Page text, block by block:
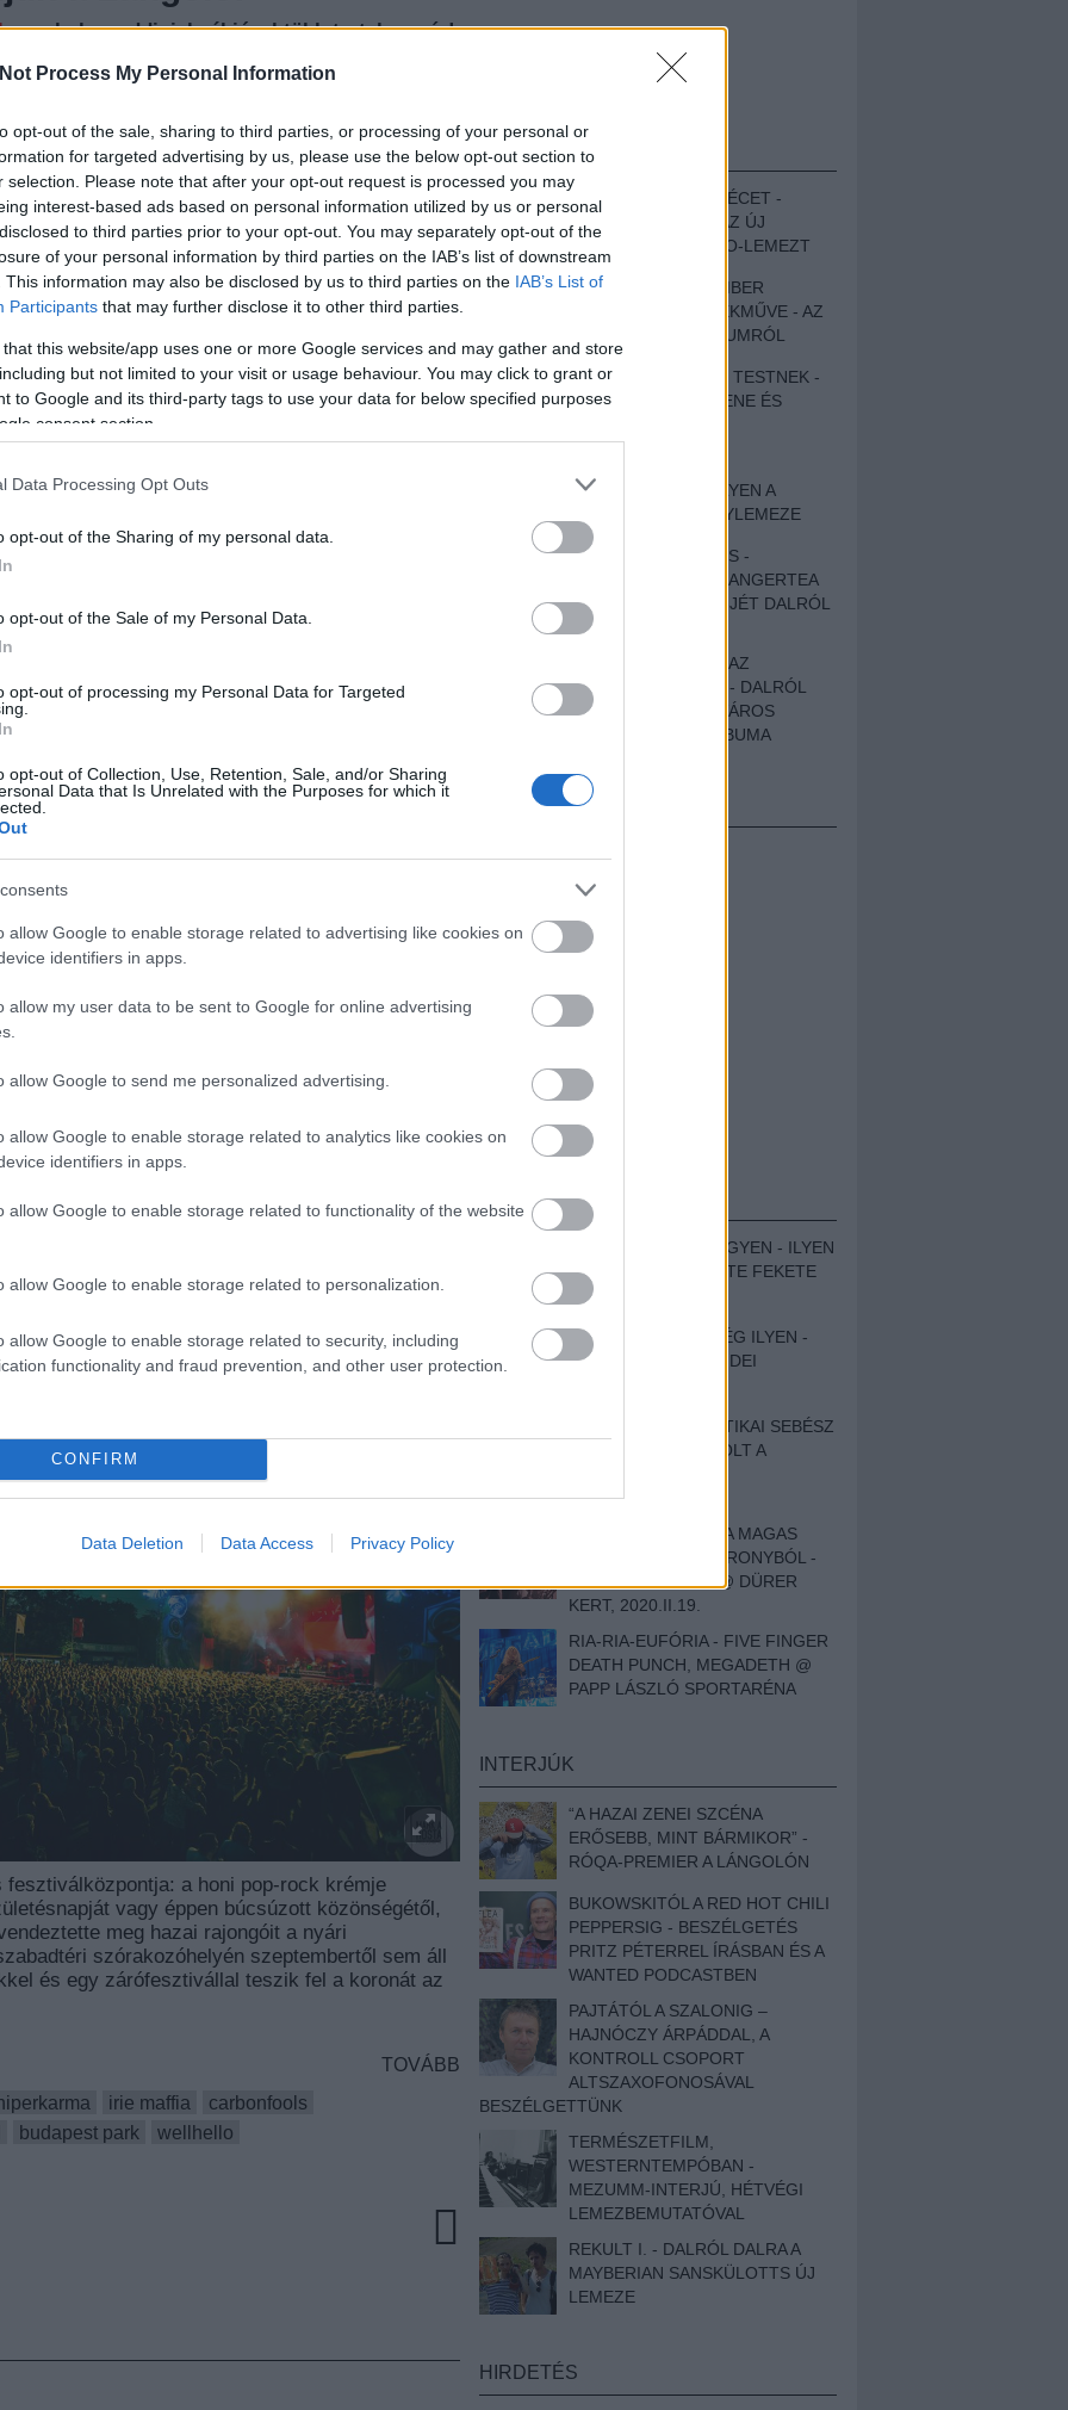
Process My Personal Information
opt-out of the sale, sharing to third parties, or processing of your personal or
for targeted advertising by us, please use the below opt-out section to
selection. Please note that after your opt-out request is processed you may
interest-based ads based on personal information utilized by us or personal
to third parties prior to your opt-out. You may separately opt-out of the
of your personal information by third parties on the IAB’s list of downstream
This information may also be disclosed by us to third parties on the IAB’s List of
Participants that may further disclose it to other third parties.
that this website/app uses one or more Google services and may gather and store
but not limited to your visit or usage behaviour. You may click to grant or
to Google and its third-party tags to use your data for below specified purposes
consent section.
Data Processing Opt Outs
opt-out of the Sharing of my personal data.
opt-out of the Sale of my Personal Data.
opt-out of processing my Personal Data for Targeted
opt-out of Collection, Use, Retention, Sale, and/or Sharing
Data that Is Unrelated with the Purposes for which it
allow Google to enable storage related to advertising like cookies on
identifiers in apps.
allow my user data to be sent to Google for online advertising
allow Google to send me personalized advertising.
allow Google to enable storage related to analytics like cookies on
identifiers in apps.
allow Google to enable storage related to functionality of the website
allow Google to enable storage related to personalization.
allow Google to enable storage related to security, including
functionality and fraud prevention, and other user protection.
CONFIRM
Data Deletion Data Access Privacy Policy
, ahol az eddigieknél jóval több tartalom vár!
várja még a közönséget idén a
és szoros a menetrend, ezért nem is
Republic Zorall, Kowalsky meg a Vega
karácsony republic edda szilveszter
pokolgép
and the barbies
MÉG
a Lángoló!
a honi pop-rock krémje
vagy éppen búcsúzott közönségétől,
meg hazai rajongóit a nyári
szórakozóhelyén szeptembertől sem áll
és egy zárófesztivállal teszik fel a koronát az
TOVÁBB
hiperkarma irie maffia
carbonfools
budapest park
wellhello
EZT HALLGASD!
MEGUGROTTÁK A LÉCET -
MEGHALLGATTUK AZ ÚJ
PROTEST THE HERO-LEMEZT
EGY DÜHÖS VÉNEMBER
UNIVERZÁLIS REMEKMŰVE - AZ
ÚJ BOB DYLAN-ALBUMRÓL
ZENE LÉLEKNEK ÉS TESTNEK -
AUTENTIKUS NÉPZENE ÉS
SZOMORKODÁS - ILYEN A
KATATONIA ÚJ NAGYLEMEZE
CROCODILE NERVES -
HALLGASD MEG AZ ANGERTEA
MA MEGJELENT EP-JÉT DALRÓL
DALRA!
A FELELŐSSÉGTŐL AZ
ELLOPOTT FÖLDIG - DALRÓL
DALRA A KÉPZELT VÁROS
SAMIZDAT CÍMŰ ALBUMA
HIRDETÉS
BESZÁMOLÓK
ZENÉS TÁBOR A HEGYEN - ILYEN
VOLT A VÍRUS SZÜLTE FEKETE
ZAJ FESZTIVÁL
SOHA NEM VOLT MÉG ILYEN -
BESZÁMOLÓNK AZ IDEI
EGY HALLÁSPLASZTIKAI SEBÉSZ
NAPLÓJA - ILYEN VOLT A
DOKUMENTUMFILM
MÉLY FÉRFIBÁNAT A MAGAS
ELEFÁNTCSONTTORONYBÓL -
LEPROUS, KLONE @ DÜRER
KERT, 2020.II.19.
RIA-RIA-EUFÓRIA - FIVE FINGER
DEATH PUNCH, MEGADETH @
PAPP LÁSZLÓ SPORTARÉNA
INTERJÚK
“A HAZAI ZENEI SZCÉNA
ERŐSEBB, MINT BÁRMIKOR” -
RÓQA-PREMIER A LÁNGOLÓN
BUKOWSKITÓL A RED HOT CHILI
PEPPERSIG - BESZÉLGETÉS
PRITZ PÉTERREL ÍRÁSBAN ÉS A
WANTED PODCASTBEN
PAJTÁTÓL A SZALONIG –
HAJNÓCZY ÁRPÁDDAL, A
KONTROLL CSOPORT
ALTSZAXOFONOSÁVAL
BESZÉLGETTÜNK
TERMÉSZETFILM,
WESTERNTEMPÓBAN -
MEZUMM-INTERJÚ, HÉTVÉGI
LEMEZBEMUTATÓVAL
REKULT I. - DALRÓL DALRA A
MAYBERIAN SANSKÜLOTTS ÚJ
LEMEZE
HIRDETÉS